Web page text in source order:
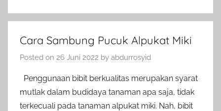
Cara Sambung Pucuk Alpukat Miki
Posted on 26 Juni 2022 by abdurrosyid
Penggunaan bibit berkualitas merupakan syarat
mutlak dalam budidaya tanaman apa saja, tidak
terkecuali pada tanaman alpukat miki. Nah, bibit